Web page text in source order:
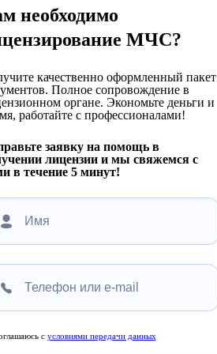
необходимо
МЧС?
качественно оформленный пакет
Полное сопровождение в
органе. Экономьте деньги и
работайте с профессионалами!
заявку на помощь в
лицензии и мы свяжемся с
в течение 5 минут!
с условиями передачи данных